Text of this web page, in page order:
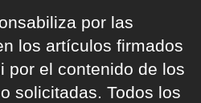
por las
los artículos firmados
por el contenido de los
solicitadas. Todos los